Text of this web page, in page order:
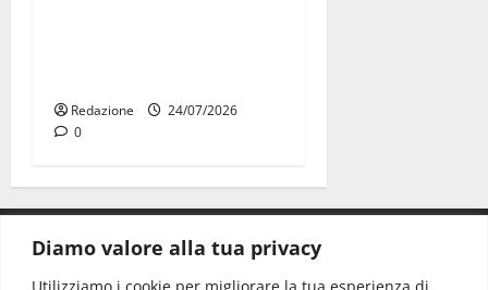
Diamo valore alla tua privacy
Utilizziamo i cookie per migliorare la tua esperienza di
Redazione
24/07/2026
0
CONTATTI.